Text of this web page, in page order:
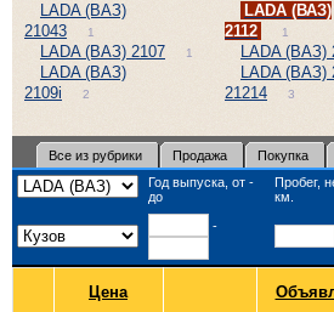
LADA (ВАЗ)
21043
1
LADA (ВАЗ) 2107 1
LADA (ВАЗ)
2109i
2
LADA (ВАЗ)
2112
1
LADA (ВАЗ)
LADA (ВАЗ)
21214
3
Все из рубрики Продажа Покупка
Год выпуска, от -
до
Пробег,
км.
-
Цена